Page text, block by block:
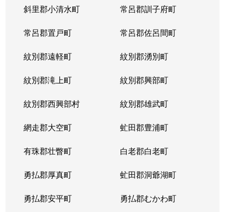
斜里郡小清水町 常呂郡訓子府町
常呂郡置戸町 常呂郡佐呂間町
紋別郡遠軽町 紋別郡湧別町
紋別郡滝上町 紋別郡興部町
紋別郡西興部村 紋別郡雄武町
網走郡大空町 虻田郡豊浦町
有珠郡壮瞥町 白老郡白老町
勇払郡厚真町 虻田郡洞爺湖町
勇払郡安平町 勇払郡むかわ町